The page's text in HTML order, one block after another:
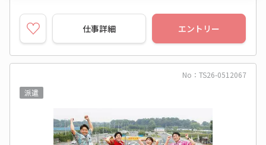
仕事詳細 エントリー
No：TS26-0512067
派遣